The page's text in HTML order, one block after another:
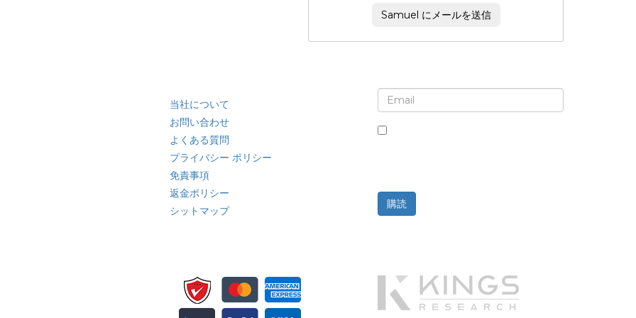
Samuel にメールを送信
当社について
お問い合わせ
よくある質問
プライバシー ポリシー
免責事項
返金ポリシー
シットマップ
購読